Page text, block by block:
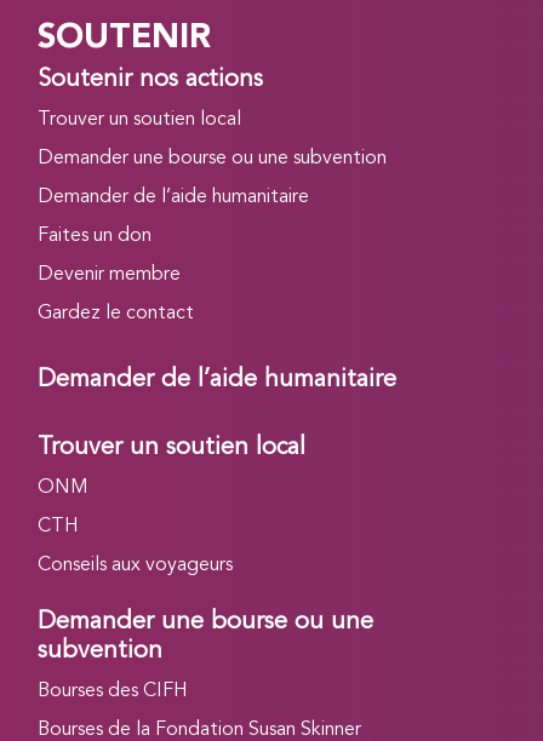
SOUTENIR
Soutenir nos actions
Trouver un soutien local
Demander une bourse ou une subvention
Demander de l’aide humanitaire
Faites un don
Devenir membre
Gardez le contact
Demander de l’aide humanitaire
Trouver un soutien local
ONM
CTH
Conseils aux voyageurs
Demander une bourse ou une
subvention
Bourses des CIFH
Bourses de la Fondation Susan Skinner